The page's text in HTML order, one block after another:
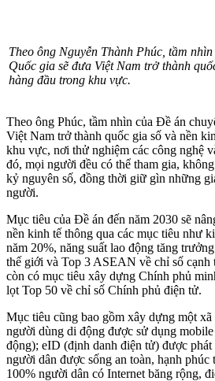
Theo ông Nguyễn Thành Phúc, tầm
Quốc gia sẽ đưa Việt Nam trở thành
hàng đầu trong khu vực.
Theo ông Phúc, tầm nhìn của Đề án
Việt Nam trở thành quốc gia số và nền
khu vực, nơi thử nghiệm các công nghệ
đó, mọi người đều có thể tham gia,
kỷ nguyên số, đồng thời giữ gìn những
người.
Mục tiêu của Đề án đến năm 2030 sẽ
nền kinh tế thông qua các mục tiêu như
năm 20%, năng suất lao động tăng
thế giới và Top 3 ASEAN về chỉ số cạnh
còn có mục tiêu xây dựng Chính phủ
lọt Top 50 về chỉ số Chính phủ điện tử.
Mục tiêu cũng bao gồm xây dựng một
người dùng di động được sử dụng
động); eID (định danh điện tử) được
người dân được sống an toàn, hạnh phúc
100% người dân có Internet băng rộng,